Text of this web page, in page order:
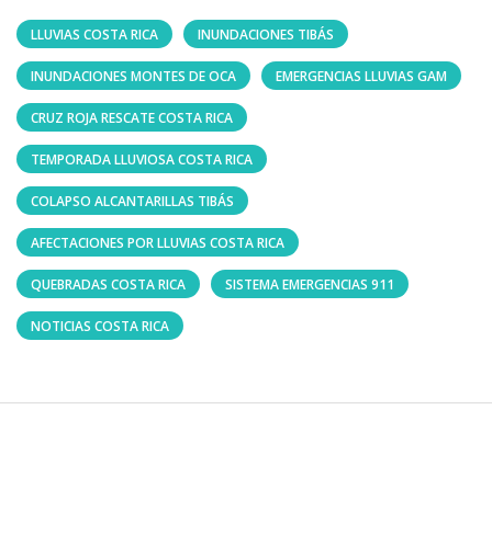
LLUVIAS COSTA RICA INUNDACIONES TIBÁS
INUNDACIONES MONTES DE OCA EMERGENCIAS LLUVIAS GAM
CRUZ ROJA RESCATE COSTA RICA
TEMPORADA LLUVIOSA COSTA RICA
COLAPSO ALCANTARILLAS TIBÁS
AFECTACIONES POR LLUVIAS COSTA RICA
QUEBRADAS COSTA RICA SISTEMA EMERGENCIAS 911
NOTICIAS COSTA RICA